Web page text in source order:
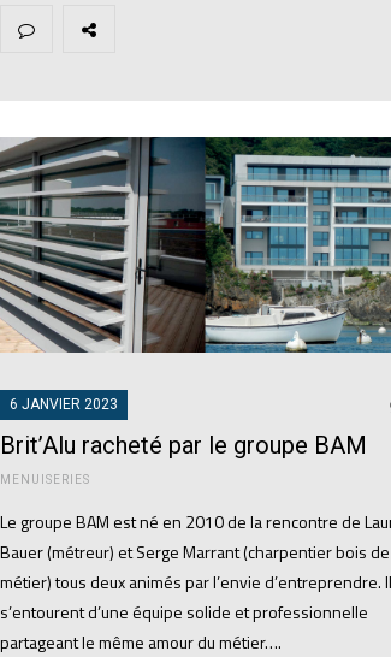
6 JANVIER 2023
Brit’Alu racheté par le groupe BAM
MENUISERIES
Le groupe BAM est né en 2010 de la rencontre de
Bauer (métreur) et Serge Marrant (charpentier bois de
métier) tous deux animés par l’envie d’entreprendre.
s’entourent d’une équipe solide et professionnelle
partageant le même amour du métier….